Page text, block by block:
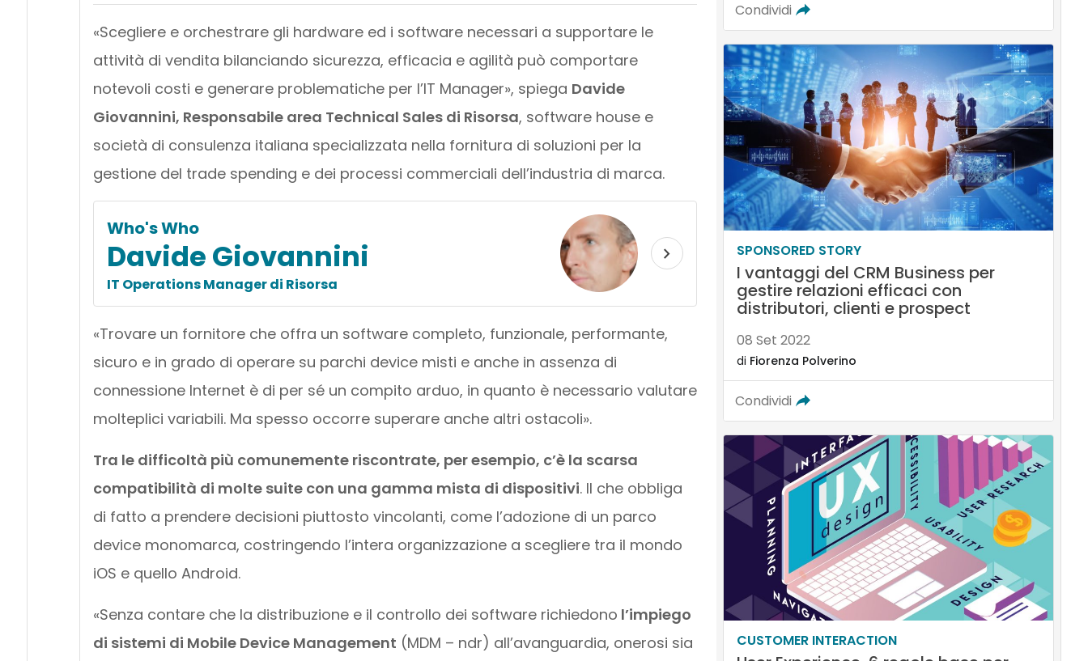
«Scegliere e orchestrare gli hardware ed i software necessari a supportare le
attività di vendita bilanciando sicurezza, efficacia e agilità può comportare
notevoli costi e generare problematiche per l’IT Manager», spiega Davide
Giovannini, Responsabile area Technical Sales di Risorsa, software house e
società di consulenza italiana specializzata nella fornitura di soluzioni per la
gestione del trade spending e dei processi commerciali dell’industria di marca.
Who's Who
Davide Giovannini
IT Operations Manager di Risorsa
«Trovare un fornitore che offra un software completo, funzionale, performante,
sicuro e in grado di operare su parchi device misti e anche in assenza di
connessione Internet è di per sé un compito arduo, in quanto è necessario valutare
molteplici variabili. Ma spesso occorre superare anche altri ostacoli».
Tra le difficoltà più comunemente riscontrate, per esempio, c’è la scarsa
compatibilità di molte suite con una gamma mista di dispositivi. Il che obbliga
di fatto a prendere decisioni piuttosto vincolanti, come l’adozione di un parco
device monomarca, costringendo l’intera organizzazione a scegliere tra il mondo
iOS e quello Android.
«Senza contare che la distribuzione e il controllo dei software richiedono l’impiego
di sistemi di Mobile Device Management (MDM – ndr) all’avanguardia, onerosi sia
Condividi
SPONSORED STORY
I vantaggi del CRM Business per
gestire relazioni efficaci con
distributori, clienti e prospect
08 Set 2022
di Fiorenza Polverino
Condividi
CUSTOMER INTERACTION